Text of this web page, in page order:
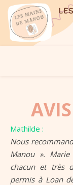
Mathilde :
Nous
Manou ».
chacun et très
permis à Loan